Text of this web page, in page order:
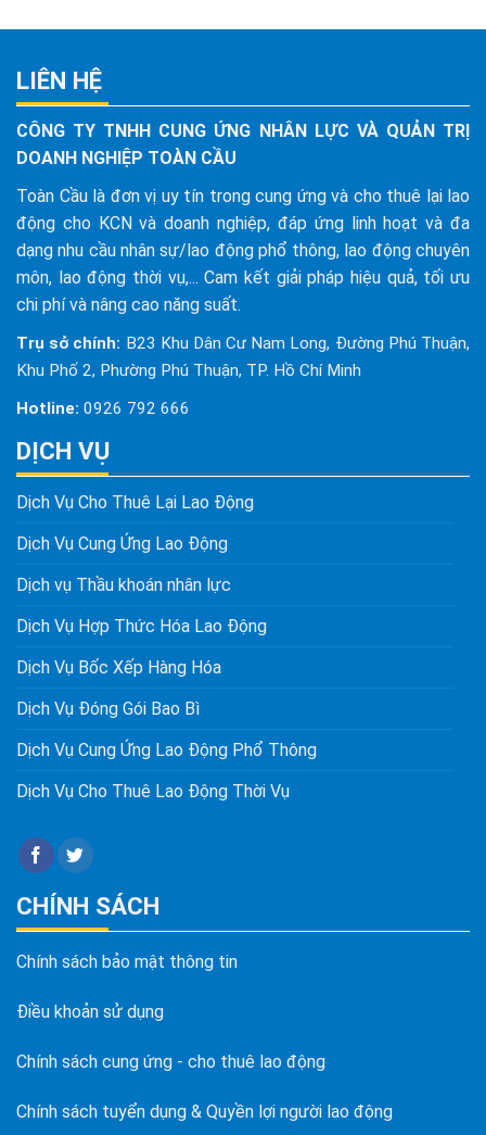
LIÊN HỆ
CÔNG TY TNHH CUNG ỨNG NHÂN LỰC VÀ QUẢN TRỊ
DOANH NGHIỆP TOÀN CẦU
Toàn Cầu là đơn vị uy tín trong cung ứng và cho thuê lại lao
động cho KCN và doanh nghiệp, đáp ứng linh hoạt và đa
dạng nhu cầu nhân sự/lao động phổ thông, lao động chuyên
môn, lao động thời vụ,... Cam kết giải pháp hiệu quả, tối ưu
chi phí và nâng cao năng suất.
Trụ sở chính: B23 Khu Dân Cư Nam Long, Đường Phú Thuận,
Khu Phố 2, Phường Phú Thuận, TP. Hồ Chí Minh
Hotline: 0926 792 666
DỊCH VỤ
Dịch Vụ Cho Thuê Lại Lao Động
Dịch Vụ Cung Ứng Lao Động
Dịch vụ Thầu khoán nhân lực
Dịch Vụ Hợp Thức Hóa Lao Động
Dịch Vụ Bốc Xếp Hàng Hóa
Dịch Vụ Đóng Gói Bao Bì
Dịch Vụ Cung Ứng Lao Động Phổ Thông
Dịch Vụ Cho Thuê Lao Động Thời Vụ
CHÍNH SÁCH
Chính sách bảo mật thông tin
Điều khoản sử dụng
Chính sách cung ứng - cho thuê lao động
Chính sách tuyển dụng & Quyền lợi người lao động